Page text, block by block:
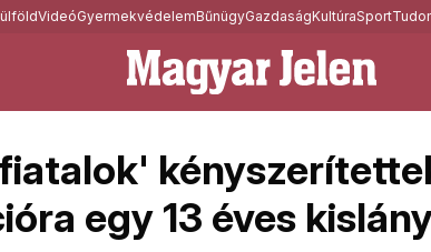
VideóGyermekvédelemBűnügyGazdaságKultúraSport
egy 13 éves